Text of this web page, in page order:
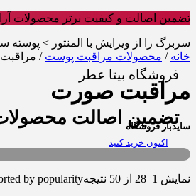
تضمین اصالت و کیفیت برتر محصولات
سربرگ را از ویرایش با المنتور > پوسته
خانه / محصولات مراقبت پوست /
مراقبت صورت
سایدبار فروشگاه
فروشگاه بیتا عطر
تضمین اصالت
اکنون خرید کنید
نمایش 1–28 از 50 نتیجه by popularity